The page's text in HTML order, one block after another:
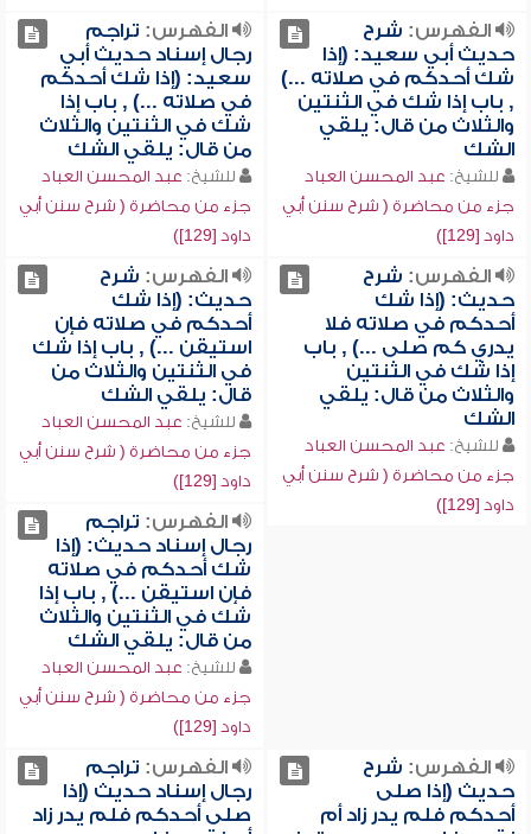
الفهرس: شرح
حديث أبي سعيد: (إذا
شك أحدكم في صلاته ...)
, باب إذا شك في الثنتين
والثلاث من قال: يلقي
الشك
للشيخ: عبد المحسن العباد
جزء من محاضرة ( شرح سنن أبي
داود [129])
الفهرس: تراجم
رجال إسناد حديث أبي
سعيد: (إذا شك أحدكم
في صلاته ...) , باب إذا
شك في الثنتين والثلاث
من قال: يلقي الشك
للشيخ: عبد المحسن العباد
جزء من محاضرة ( شرح سنن أبي
داود [129])
الفهرس: شرح
حديث: (إذا شك
أحدكم في صلاته فلا
يدري كم صلى ...) , باب
إذا شك في الثنتين
والثلاث من قال: يلقي
الشك
للشيخ: عبد المحسن العباد
جزء من محاضرة ( شرح سنن أبي
داود [129])
الفهرس: شرح
حديث: (إذا شك
أحدكم في صلاته فإن
استيقن ...) , باب إذا شك
في الثنتين والثلاث من
قال: يلقي الشك
للشيخ: عبد المحسن العباد
جزء من محاضرة ( شرح سنن أبي
داود [129])
الفهرس: تراجم
رجال إسناد حديث: (إذا
شك أحدكم في صلاته
فإن استيقن ...) , باب إذا
شك في الثنتين والثلاث
من قال: يلقي الشك
للشيخ: عبد المحسن العباد
جزء من محاضرة ( شرح سنن أبي
داود [129])
الفهرس: شرح
حديث (إذا صلى
أحدكم فلم يدر زاد أم
الفهرس: تراجم
رجال إسناد حديث (إذا
صلى أحدكم فلم يدر زاد